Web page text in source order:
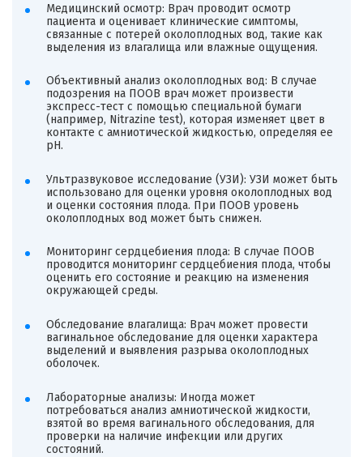
Медицинский осмотр: Врач проводит осмотр
пациента и оценивает клинические симптомы,
связанные с потерей околоплодных вод, такие как
выделения из влагалища или влажные ощущения.
Объективный анализ околоплодных вод: В случае
подозрения на ПООВ врач может произвести
экспресс-тест с помощью специальной бумаги
(например, Nitrazine test), которая изменяет цвет в
контакте с амниотической жидкостью, определяя ее
pH.
Ультразвуковое исследование (УЗИ): УЗИ может быть
использовано для оценки уровня околоплодных вод
и оценки состояния плода. При ПООВ уровень
околоплодных вод может быть снижен.
Мониторинг сердцебиения плода: В случае ПООВ
проводится мониторинг сердцебиения плода, чтобы
оценить его состояние и реакцию на изменения
окружающей среды.
Обследование влагалища: Врач может провести
вагинальное обследование для оценки характера
выделений и выявления разрыва околоплодных
оболочек.
Лабораторные анализы: Иногда может
потребоваться анализ амниотической жидкости,
взятой во время вагинального обследования, для
проверки на наличие инфекции или других
состояний.